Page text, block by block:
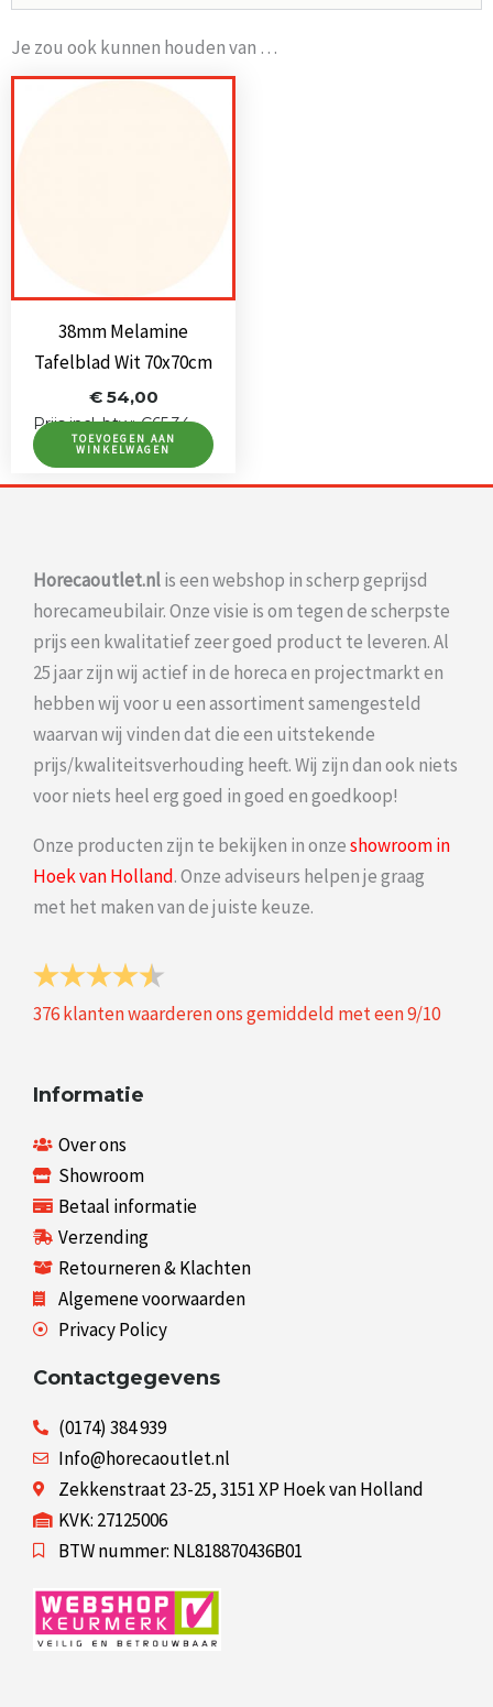
Je zou ook kunnen houden van …
38mm Melamine
Tafelblad Wit 70x70cm
€54,00
Prijs incl. btw: €65,34
TOEVOEGEN AAN
WINKELWAGEN
Horecaoutlet.nlis een webshop in scherp geprijsd
horecameubilair. Onze visie is om tegen de scherpste
prijs een kwalitatief zeer goed product te leveren. Al
25 jaar zijn wij actief in de horeca en projectmarkt en
hebben wij voor u een assortiment samengesteld
waarvan wij vinden dat die een uitstekende
prijs/kwaliteitsverhouding heeft. Wij zijn dan ook niets
voor niets heel erg goed in goed en goedkoop!
Onze producten zijn te bekijken in onzeshowroom in
Hoek van Holland. Onze adviseurs helpen je graag
met het maken van de juiste keuze.
376klanten waarderen ons gemiddeld met een9/10
Informatie
Over ons
Showroom
Betaal informatie
Verzending
Retourneren & Klachten
Algemene voorwaarden
Privacy Policy
Contactgegevens
(0174) 384 939
Info@horecaoutlet.nl
Zekkenstraat 23-25, 3151 XP Hoek van Holland
KVK: 27125006
BTW nummer: NL818870436B01